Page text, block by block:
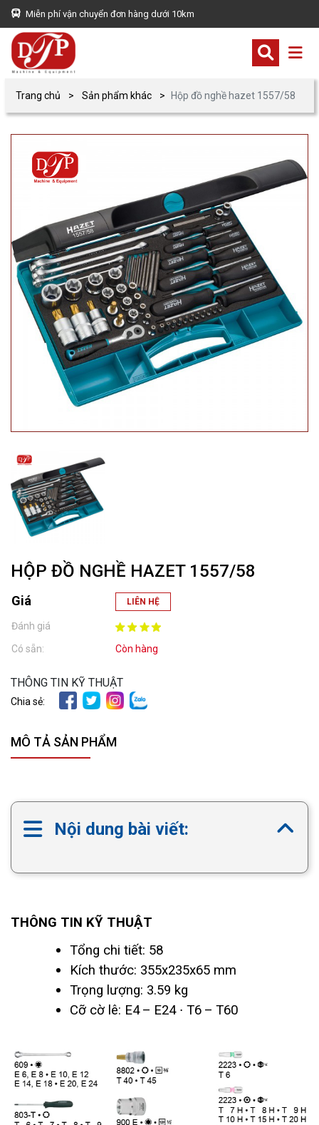
Miễn phí vận chuyển đơn hàng dưới 10km
Trang chủ Sản phẩm khác Hộp đồ nghề hazet 1557/58
HỘP ĐỒ NGHỀ HAZET 1557/58
Giá LIÊN HỆ
Đánh giá
Có sẵn:
Còn hàng
THÔNG TIN KỸ THUẬT
Chia sẻ:
MÔ TẢ SẢN PHẨM
Nội dung bài viết:
THÔNG TIN KỸ THUẬT
Tổng chi tiết: 58
Kích thước: 355x235x65 mm
Trọng lượng: 3.59 kg
Cỡ cờ lê: E4 – E24 ∙ T6 – T60